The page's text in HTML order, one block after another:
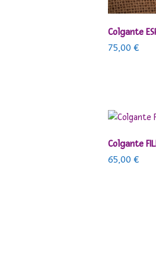
Colgante
75,00 €
Colgante
65,00 €